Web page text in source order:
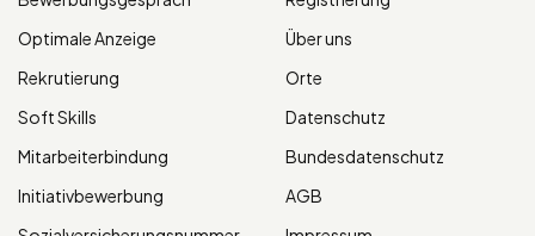
Optimale Anzeige
Rekrutierung
Soft Skills
Mitarbeiterbindung
Initiativbewerbung
Über uns
Orte
Datenschutz
Bundesdatenschutz
AGB